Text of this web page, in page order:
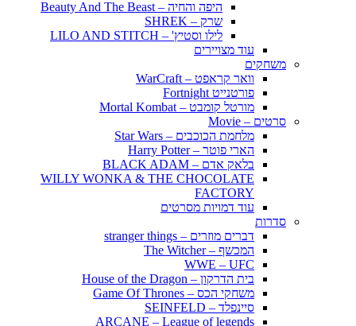
היפה והחיה – Beauty And The Beast
שרק – SHREK
לילו וסטיץ' – LILO AND STITCH
עוד מצויירים
משחקים
וואר קראפט – WarCraft
פורטנייט Fortnight
מורטל קומבט – Mortal Kombat
סרטים – Movie
מלחמת הכוכבים – Star Wars
הארי פוטר – Harry Potter
בלאק אדם – BLACK ADAM
WILLY WONKA & THE CHOCOLATE
FACTORY
עוד דמויות מסרטים
סדרות
דברים מוזרים – stranger things
המכשף – The Witcher
WWE – UFC
בית הדרקון – House of the Dragon
משחקי הכס – Game Of Thrones
סיינפלד – SEINFELD
ARCANE – League of legends